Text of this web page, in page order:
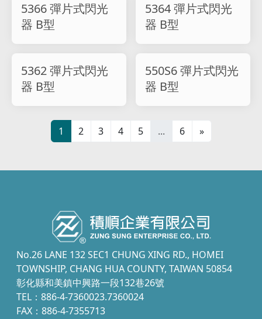
5366 彈片式閃光
器 B型
5364 彈片式閃光
器 B型
5362 彈片式閃光
器 B型
550S6 彈片式閃光
器 B型
1 2 3 4 5 ... 6 »
No.26 LANE 132 SEC1 CHUNG XING RD., HOMEI
TOWNSHIP, CHANG HUA COUNTY, TAIWAN 50854
彰化縣和美鎮中興路一段132巷26號
TEL：886-4-7360023.7360024
FAX：886-4-7355713